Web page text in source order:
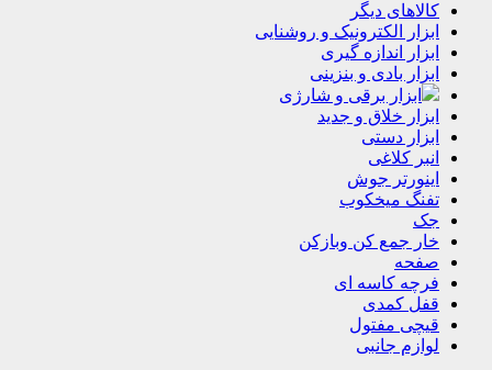
کالاهای دیگر
ابزار الکترونیک و روشنایی
ابزار اندازه گیری
ابزار بادی و بنزینی
ابزار برقی و شارژی
ابزار خلاق و جدید
ابزار دستی
انبر کلاغی
اینورتر جوش
تفنگ میخکوب
جک
خار جمع کن وبازکن
صفحه
فرچه کاسه ای
قفل کمدی
قیچی مفتول
لوازم جانبی